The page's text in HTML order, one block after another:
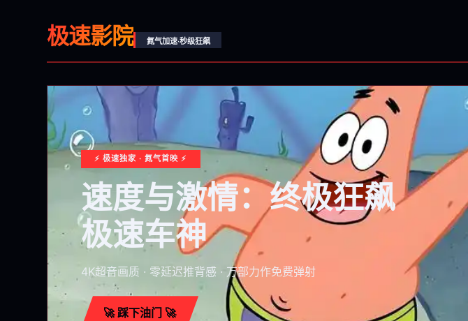
极速影院 氮气加速·秒级狂飙
⚡ 极速独家 · 氮气首映 ⚡
速度与激情：终极狂飙
极速车神
4K超音画质 · 零延迟推背感 · 万部力作免费弹射
🚀 踩下油门 🚀